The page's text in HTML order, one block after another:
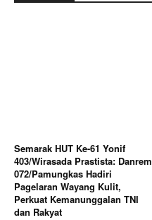
Semarak HUT Ke-61 Yonif
403/Wirasada Prastista: Danrem
072/Pamungkas Hadiri
Pagelaran Wayang Kulit,
Perkuat Kemanunggalan TNI
dan Rakyat